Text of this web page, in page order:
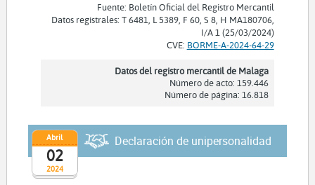
Fuente: Boletín Oficial del Registro Mercantil
Datos registrales: T 6481, L 5389, F 60, S 8, H MA180706,
I/A 1 (25/03/2024)
CVE: BORME-A-2024-64-29
Datos del registro mercantil de Malaga
Número de acto: 159.446
Número de página: 16.818
2024
Abril
02
Declaración de unipersonalidad